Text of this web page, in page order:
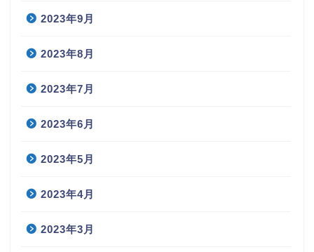
2023年9月
2023年8月
2023年7月
2023年6月
2023年5月
2023年4月
2023年3月